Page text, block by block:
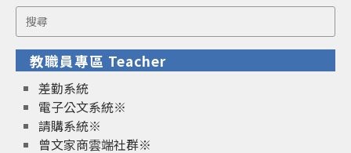
Search
for:
教職員專區 Teacher
差勤系統
電子公文系統※
請購系統※
曾文家商雲端社群※